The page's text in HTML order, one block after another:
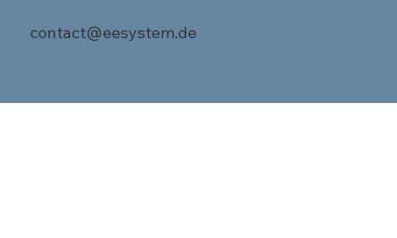
contact@eesystem.de